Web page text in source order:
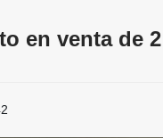
en venta de